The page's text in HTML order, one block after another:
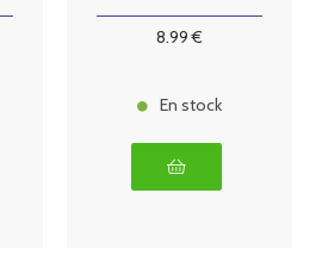
8.99 €
En stock